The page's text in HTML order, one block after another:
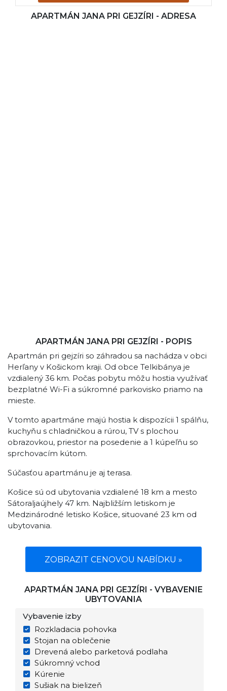
FOTOGRAFIE
APARTMÁN JANA PRI GEJZÍRI - ADRESA
APARTMÁN JANA PRI GEJZÍRI - POPIS
Apartmán pri gejzíri so záhradou sa nachádza v obci
Herľany v Košickom kraji. Od obce Telkibánya je
vzdialený 36 km. Počas pobytu môžu hostia využívať
bezplatné Wi-Fi a súkromné parkovisko priamo na
mieste.
V tomto apartmáne majú hostia k dispozícii 1 spálňu,
kuchyňu s chladničkou a rúrou, TV s plochou
obrazovkou, priestor na posedenie a 1 kúpeľňu so
sprchovacím kútom.
Súčasťou apartmánu je aj terasa.
Košice sú od ubytovania vzdialené 18 km a mesto
Sátoraljaújhely 47 km. Najbližším letiskom je
Medzinárodné letisko Košice, situované 23 km od
ubytovania.
ZOBRAZIT CENOVOU NABÍDKU »
APARTMÁN JANA PRI GEJZÍRI - VYBAVENIE
UBYTOVANIA
Vybavenie izby
Rozkladacia pohovka
Stojan na oblečenie
Drevená alebo parketová podlaha
Súkromný vchod
Kúrenie
Sušiak na bielizeň